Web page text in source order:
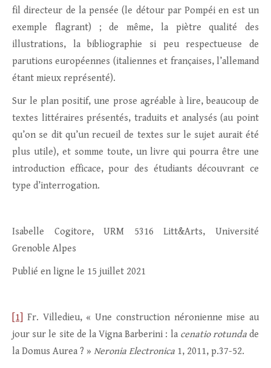
fil directeur de la pensée (le détour par Pompéi en est un
exemple flagrant) ; de même, la piètre qualité des
illustrations, la bibliographie si peu respectueuse de
parutions européennes (italiennes et françaises, l’allemand
étant mieux représenté).
Sur le plan positif, une prose agréable à lire, beaucoup de
textes littéraires présentés, traduits et analysés (au point
qu’on se dit qu’un recueil de textes sur le sujet aurait été
plus utile), et somme toute, un livre qui pourra être une
introduction efficace, pour des étudiants découvrant ce
type d’interrogation.
Isabelle Cogitore, URM 5316 Litt&Arts, Université
Grenoble Alpes
Publié en ligne le 15 juillet 2021
[1]
Fr. Villedieu, « Une construction néronienne mise au
jour sur le site de la Vigna Barberini : la cenatio rotundade
la Domus Aurea ? » Neronia Electronica 1, 2011, p.37-52.